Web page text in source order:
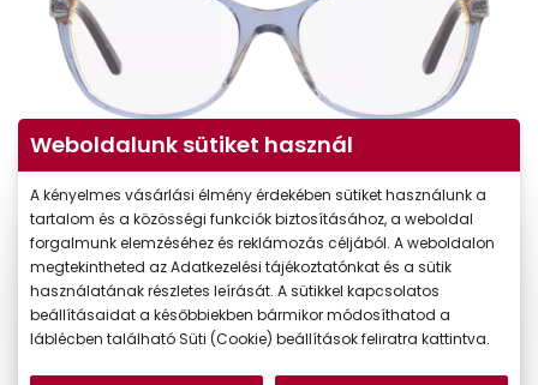
Weboldalunk sütiket használ
A kényelmes vásárlási élmény érdekében sütiket használunk a
tartalom és a közösségi funkciók biztosításához, a weboldal
forgalmunk elemzéséhez és reklámozás céljából. A weboldalon
megtekintheted az Adatkezelési tájékoztatónkat és a sütik
használatának részletes leírását. A sütikkel kapcsolatos
beállításaidat a későbbiekben bármikor módosíthatod a
láblécben található Süti (Cookie) beállítások feliratra kattintva.